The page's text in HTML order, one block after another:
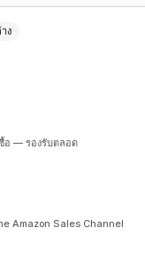
ง
อ — รองรับตลอด
Amazon Sales Channel